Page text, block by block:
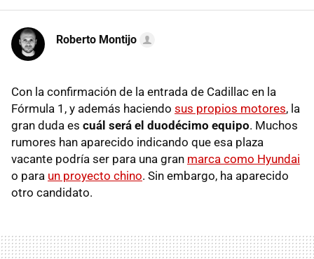
Roberto Montijo
Con la confirmación de la entrada de Cadillac en la
Fórmula 1, y además haciendo sus propios motores, la
gran duda es cuál será el duodécimo equipo. Muchos
rumores han aparecido indicando que esa plaza
vacante podría ser para una gran marca como Hyundai
o para un proyecto chino. Sin embargo, ha aparecido
otro candidato.